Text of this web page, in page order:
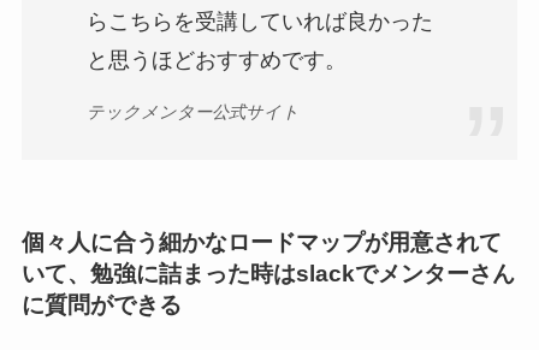
らこちらを受講していれば良かった
と思うほどおすすめです。
テックメンター公式サイト
個々人に合う細かなロードマップが用意されて
いて、勉強に詰まった時はslackでメンターさん
に質問ができる